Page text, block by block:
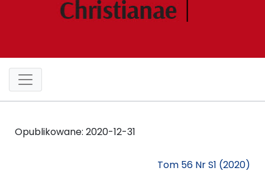
Opublikowane: 2020-12-31
Tom 56 Nr S1 (2020)